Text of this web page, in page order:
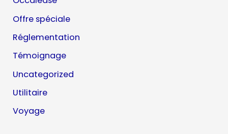
Offre spéciale
Réglementation
Témoignage
Uncategorized
Utilitaire
Voyage